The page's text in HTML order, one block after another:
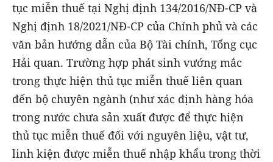
tục miễn thuế tại Nghị định 134/2016/NĐ-CP và
Nghị định 18/2021/NĐ-CP của Chính phủ và các
văn bản hướng dẫn của Bộ Tài chính, Tổng cục
Hải quan. Trường hợp phát sinh vướng mắc
trong thực hiện thủ tục miễn thuế liên quan
đến bộ chuyên ngành (như xác định hàng hóa
trong nước chưa sản xuất được để thực hiện
thủ tục miễn thuế đối với nguyên liệu, vật tư,
linh kiện được miễn thuế nhập khẩu trong thời